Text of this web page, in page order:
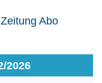
2026